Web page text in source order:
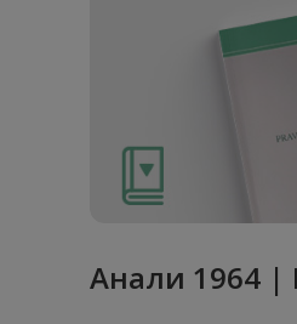
Анaли 1964 |